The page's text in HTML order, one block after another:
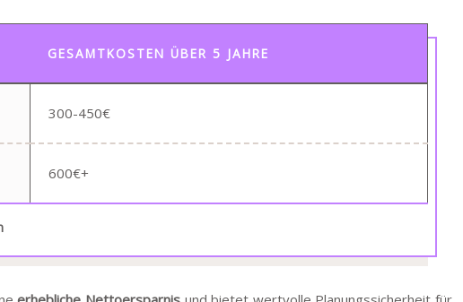
GESAMTKOSTEN ÜBER 5 JAHRE
300-450€
600€+